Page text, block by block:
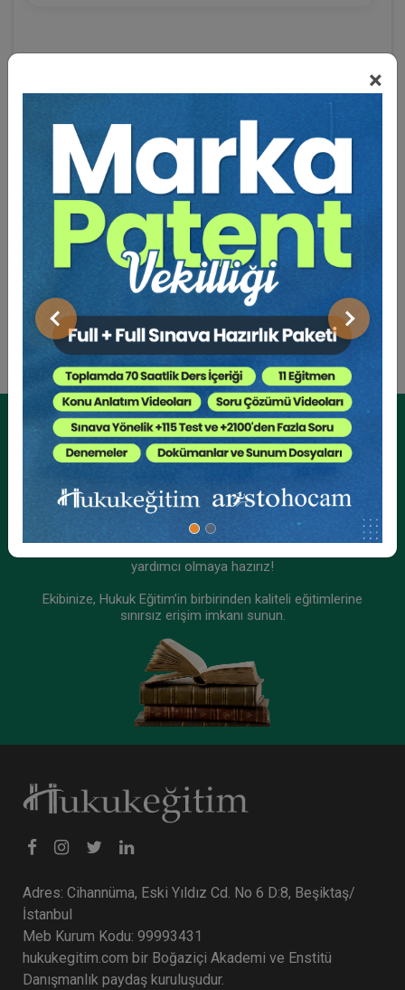
×
Önceki Sonraki
Eğitmen Hakkında
Sosyal Medya
Kurumsal Üyelikler İçin
Kurumsal Teklif Alın
yardımcı olmaya hazırız!
Ekibinize, Hukuk Eğitim’in birbirinden kaliteli eğitimlerine
sınırsız erişim imkanı sunun.
Adres: Cihannüma, Eski Yıldız Cd. No 6 D:8, Beşiktaş/
İstanbul
Meb Kurum Kodu: 99993431
hukukegitim.com bir Boğaziçi Akademi ve Enstitü
Danışmanlık paydaş kuruluşudur.